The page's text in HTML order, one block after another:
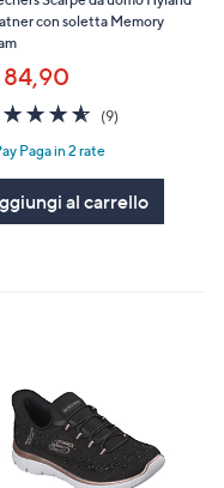
con soletta Memory
4.6
of
5
(9)9
Paga in 2 rate
al carrello